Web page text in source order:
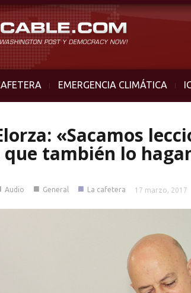
EMERGENCIA CLIMÁTICA
«Sacamos
que también lo
Audio ■ General ■ La cafetera 17 marzo, 2017